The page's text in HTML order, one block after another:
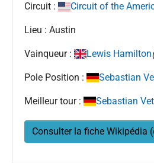
Circuit : Circuit of the
Lieu : Austin
Vainqueur : Lewis Hamilton
Pole Position : Sebastian
Meilleur tour : Sebastian
Consulter la fiche Wikipédia